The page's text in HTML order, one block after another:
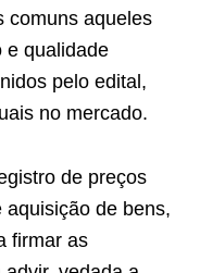
comuns aqueles
e qualidade
pelo edital,
no mercado.
de preços
aquisição de bens,
firmar as